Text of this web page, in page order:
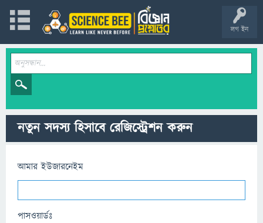
লগ ইন
নতুন সদস্য হিসাবে রেজিস্ট্রেশন করুন
আমার ইউজারনেইম
পাসওয়ার্ডঃ